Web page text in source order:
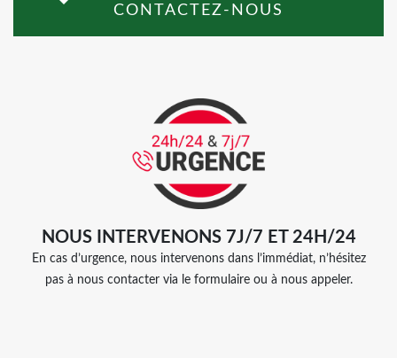
CONTACTEZ-NOUS
NOUS INTERVENONS 7J/7 ET 24H/24
En cas d’urgence, nous intervenons dans l’immédiat, n’hésitez
pas à nous contacter via le formulaire ou à nous appeler.